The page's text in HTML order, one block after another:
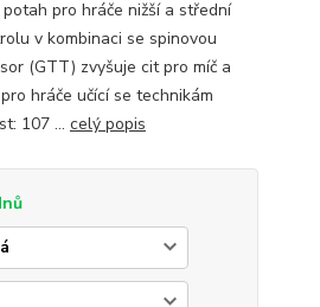
pro hráče nižší a střední
v kombinaci se spinovou
(GTT) zvyšuje cit pro míč a
hráče učící se technikám
107 ... celý popis